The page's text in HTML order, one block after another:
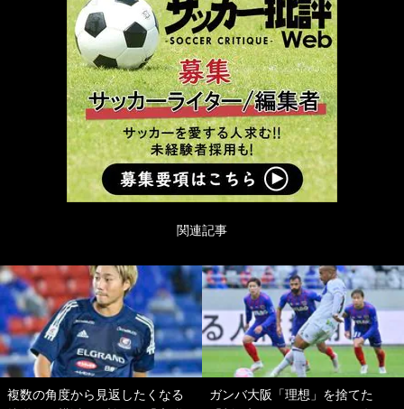
関連記事
複数の角度から見返したくなる
ガンバ大阪「理想」を捨てた